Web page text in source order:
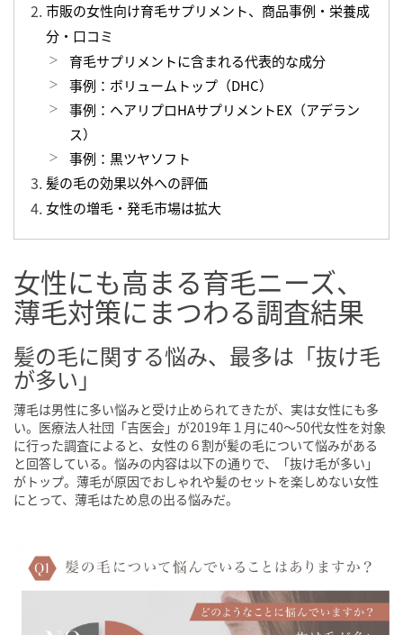
市販の女性向け育毛サプリメント、商品事例・栄養成
分・口コミ
育毛サプリメントに含まれる代表的な成分
事例：ボリュームトップ（DHC）
事例：ヘアリプロHAサプリメントEX（アデラン
ス）
事例：黒ツヤソフト
髪の毛の効果以外への評価
女性の増毛・発毛市場は拡大
女性にも高まる育毛ニーズ、
薄毛対策にまつわる調査結果
髪の毛に関する悩み、最多は「抜け毛
が多い」
薄毛は男性に多い悩みと受け止められてきたが、実は女性にも多
い。医療法人社団「吉医会」が2019年１月に40～50代女性を対象
に行った調査によると、女性の６割が髪の毛について悩みがある
と回答している。悩みの内容は以下の通りで、「抜け毛が多い」
がトップ。薄毛が原因でおしゃれや髪のセットを楽しめない女性
にとって、薄毛はため息の出る悩みだ。